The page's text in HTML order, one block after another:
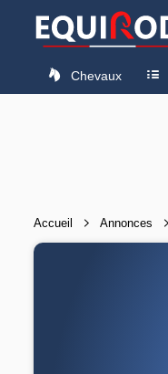
Chevaux
Accueil Annonces